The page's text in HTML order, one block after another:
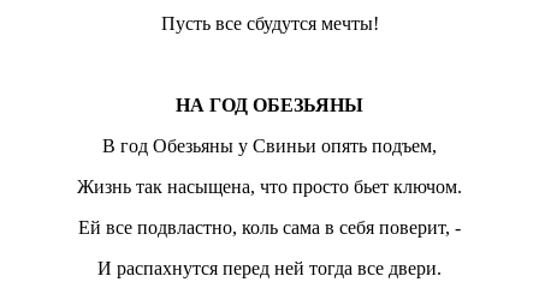
Пусть все сбудутся мечты!
НА ГОД ОБЕЗЬЯНЫ
В год Обезьяны у Свиньи опять подъем,
Жизнь так насыщена, что просто бьет ключом.
Ей все подвластно, коль сама в себя поверит, -
И распахнутся перед ней тогда все двери.